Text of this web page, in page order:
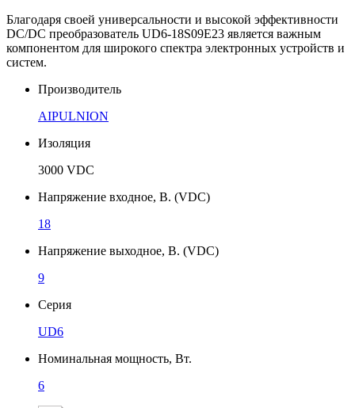
Благодаря своей универсальности и высокой эффективности
DC/DC преобразователь UD6-18S09E23 является важным
компонентом для широкого спектра электронных устройств и
систем.
Производитель
AIPULNION
Изоляция
3000 VDC
Напряжение входное, В. (VDC)
18
Напряжение выходное, В. (VDC)
9
Серия
UD6
Номинальная мощность, Вт.
6